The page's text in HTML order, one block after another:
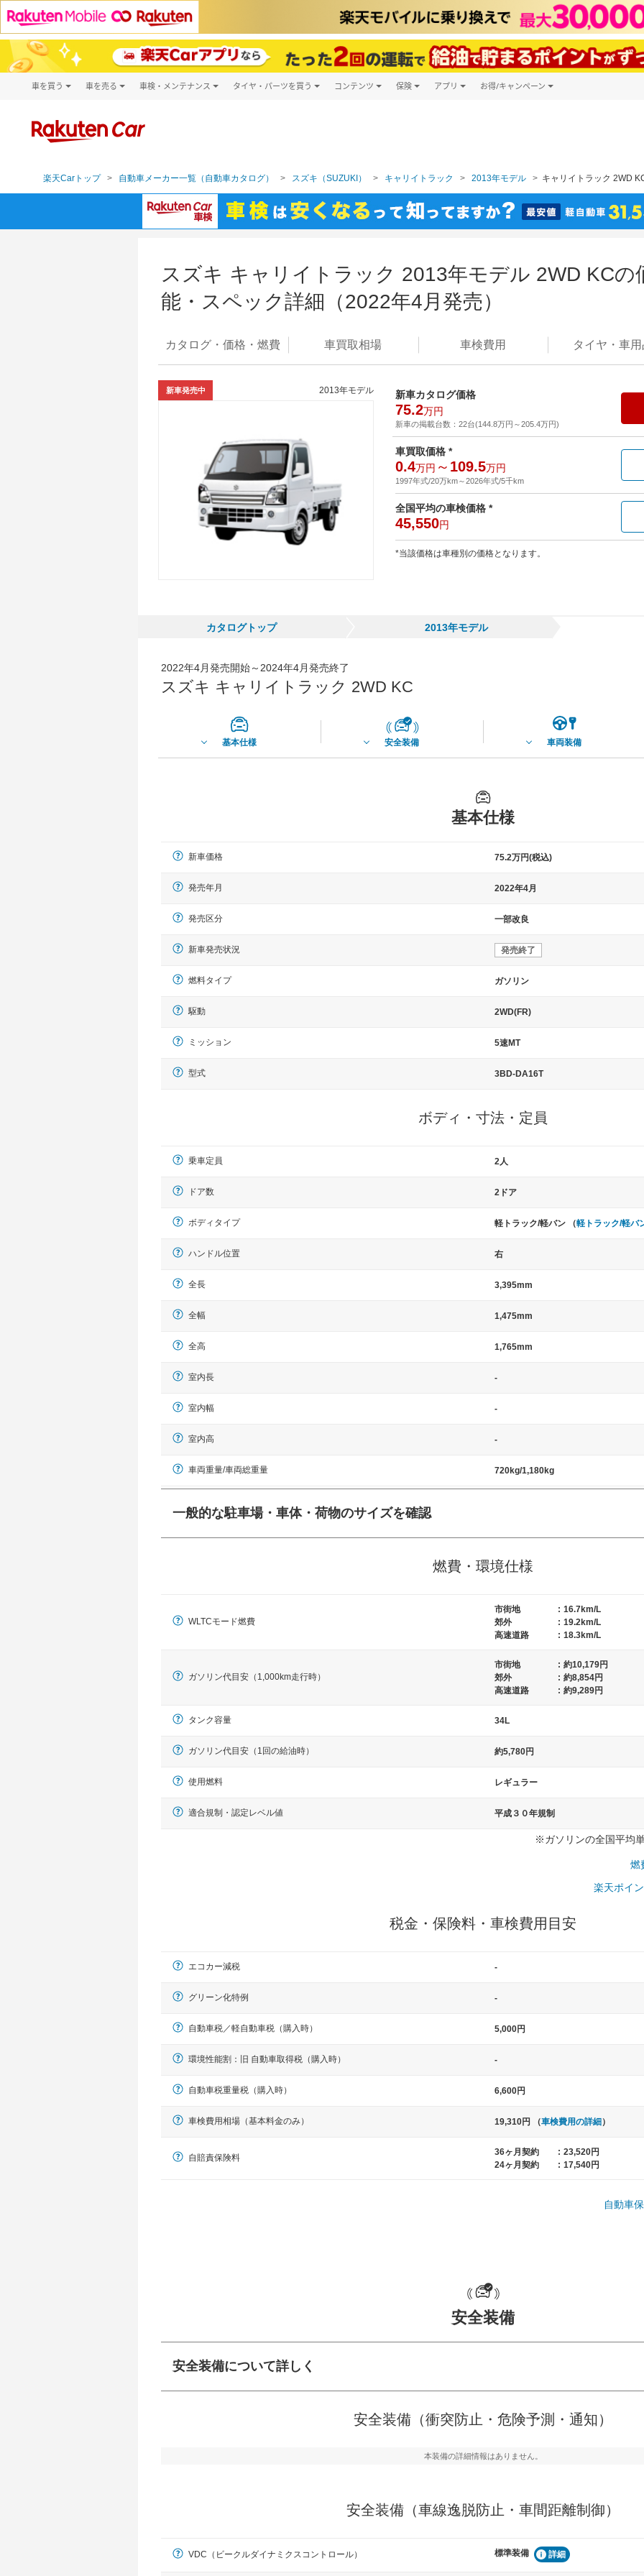
車を買う
新車
車を売る 車検・メンテナンス タイヤ・パーツを買う コンテンツ 保険 アプリ お得/キャンペーン
楽天Carトップ 自動車メーカー一覧（自動車カタログ） スズキ（SUZUKI） キャリイトラック 2013年モデル キャリイトラック 2WD
スズキ キャリイトラック 2013年モデル 2WD KCの
能・スペック詳細（2022年4月発売）
カタログ・価格・燃費 車買取相場 車検費用 タイヤ・ 車用
新車発売中 2013年モデル 新車カタログ価格
75.2万円
新車の掲載台数： 22台(144.8万円 ～205.4万円)
車買取価格 *
0.4万円 ～ 109.5万円
1997年式/20万km～2026年式/5千km
全国平均の車検価格 *
45,550円
*当該価格は車種別の価格となります。
カタログトップ 2013年モデル
2022年4月発売開始～2024年4月発売終了
スズキ キャリイトラック 2WD KC
基本仕様 安全装備 車両装備
基本仕様
新車価格 75.2万円(税込)
発売年月 2022年4月
発売区分 一部改良
新車発売状況 発売終了
燃料タイプ ガソリン
駆動 2WD(FR)
ミッション 5速MT
型式 3BD-DA16T
ボディ・寸法・定員
乗車定員 2人
ドア数 2ドア
ボディタイプ 軽トラック/軽バン （軽トラック/軽バ
ハンドル位置 右
全長 3,395mm
全幅 1,475mm
全高 1,765mm
室内長 -
室内幅 -
室内高 -
車両重量/車両総重量 720kg/1,180kg
一般的な駐車場・車体・荷物のサイズを確認
幅 5,000mmというサイズが標準値（最低値）とされる事が多いようです。
一般的な車体のサイズの目安
軽自動車
ハイエース
燃費・環境仕様
WLTCモード燃費
市街地 : 16.7km/L
郊外
: 19.2km/L
高速道路
: 18.3km/L
ガソリン代目安（1,000km走行時）
市街地 : 約10,179円
郊外
: 約8,854円
高速道路
: 約9,289円
タンク容量 34L
ガソリン代目安（1回の給油時） 約5,780円
使用燃料 レギュラー
適合規制・認定レベル値 平成３０年規制
※ガソリンの全国平均
燃
楽天ポイ
税金・保険料・車検費用目安
エコカー減税 -
グリーン化特例 -
自動車税／軽自動車税（購入時） 5,000円
環境性能割：旧 自動車取得税（購入時） -
自動車税重量税（購入時） 6,600円
車検費用相場（基本料金のみ） 19,310円 （車検費用の詳細 ）
自賠責保険料
36ヶ月契約 : 23,520円
24ヶ月契約
: 17,540円
自動車
安全装備
安全装備について詳しく
前走車や歩行者との衝突を回避するプリクラッシュブレ
ーキアシスト、ABSなどが装備されています。
見えにくい場所に潜む
テムなどが装備されて
駐車をスムーズに行うためにインテリジェンスパーキン
グ・アシストやサイドブラインドモニターなどが装備さ
万が一車体が衝撃を受
るSRSエアバッグシス
安全装備（衝突防止・危険予測・通知）
本装備の詳細情報はありません。
安全装備（車線逸脱防止・車間距離制御）
VDC（ビークルダイナミクスコントロール） 標準装備 詳細